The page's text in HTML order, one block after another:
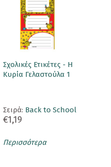
Σχολικές Ετικέτες - Η
Κυρία Γελαστούλα 1
Σειρά: Back to School
€1,19
Περισσότερα